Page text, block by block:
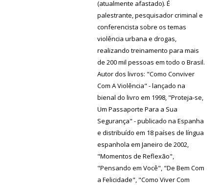
(atualmente afastado). É
palestrante, pesquisador criminal e
conferencista sobre os temas
violência urbana e drogas,
realizando treinamento para mais
de 200 mil pessoas em todo o Brasil.
Autor dos livros: "Como Conviver
Com A Violência" - lançado na
bienal do livro em 1998, "Proteja-se,
Um Passaporte Para a Sua
Segurança" - publicado na Espanha
e distribuído em 18 países de língua
espanhola em Janeiro de 2002,
"Momentos de Reflexão",
"Pensando em Você", "De Bem Com
a Felicidade", "Como Viver Com